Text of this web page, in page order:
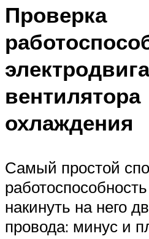
Проверка
вентилятора
охлаждения
Самый простой
накинуть на него
провода: минус и